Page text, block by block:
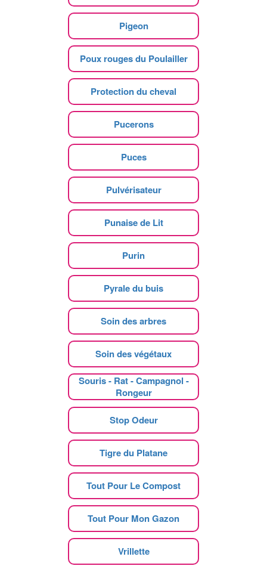
Pigeon
Poux rouges du Poulailler
Protection du cheval
Pucerons
Puces
Pulvérisateur
Punaise de Lit
Purin
Pyrale du buis
Soin des arbres
Soin des végétaux
Souris - Rat - Campagnol -
Rongeur
Stop Odeur
Tigre du Platane
Tout Pour Le Compost
Tout Pour Mon Gazon
Vrillette